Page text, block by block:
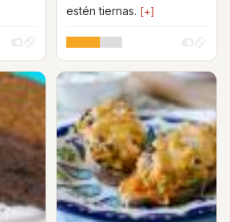
estén tiernas. [+]